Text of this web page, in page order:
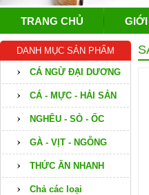
TRANG CHỦ GIỚI
DANH MỤC SẢN PHẨM
CÁ NGỪ ĐẠI DƯƠNG
CÁ - MỰC - HẢI SẢN
NGHÊU - SÒ - ỐC
GÀ - VỊT - NGỖNG
THỨC ĂN NHANH
Chả các loại